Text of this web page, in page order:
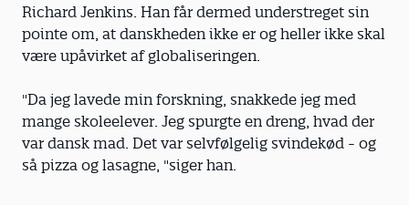
Richard Jenkins. Han får dermed understreget sin
pointe om, at danskheden ikke er og heller ikke skal
være upåvirket af globaliseringen.
"Da jeg lavede min forskning, snakkede jeg med
mange skoleelever. Jeg spurgte en dreng, hvad der
var dansk mad. Det var selvfølgelig svindekød - og
så pizza og lasagne, "siger han.